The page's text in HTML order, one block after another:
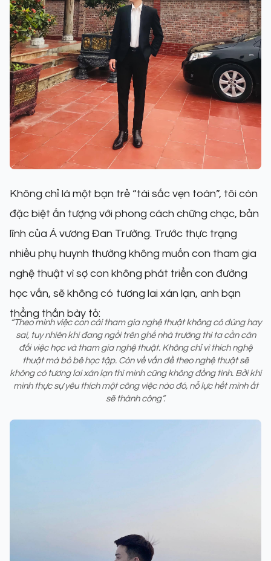
Không chỉ là một bạn trẻ “tài sắc vẹn toàn”, tôi còn
đặc biệt ấn tượng với phong cách chững chạc, bản
lĩnh của Á vương Đan Trường. Trước thực trạng
nhiều phụ huynh thường không muốn con tham gia
nghệ thuật vì sợ con không phát triển con đường
học vấn, sẽ không có tương lai xán lạn, anh bạn
thẳng thắn bày tỏ:
“Theo mình việc con cái tham gia nghệ thuật không có đúng hay
sai, tuy nhiên khi đang ngồi trên ghế nhà trường thì ta cần cân
đối việc học và tham gia nghệ thuật. Không chỉ vì thích nghệ
thuật mà bỏ bê học tập. Còn về vấn đề theo nghệ thuật sẽ
không có tương lai xán lạn thì mình cũng không đồng tình. Bởi khi
mình thực sự yêu thích một công việc nào đó, nỗ lực hết mình ắt
sẽ thành công”.